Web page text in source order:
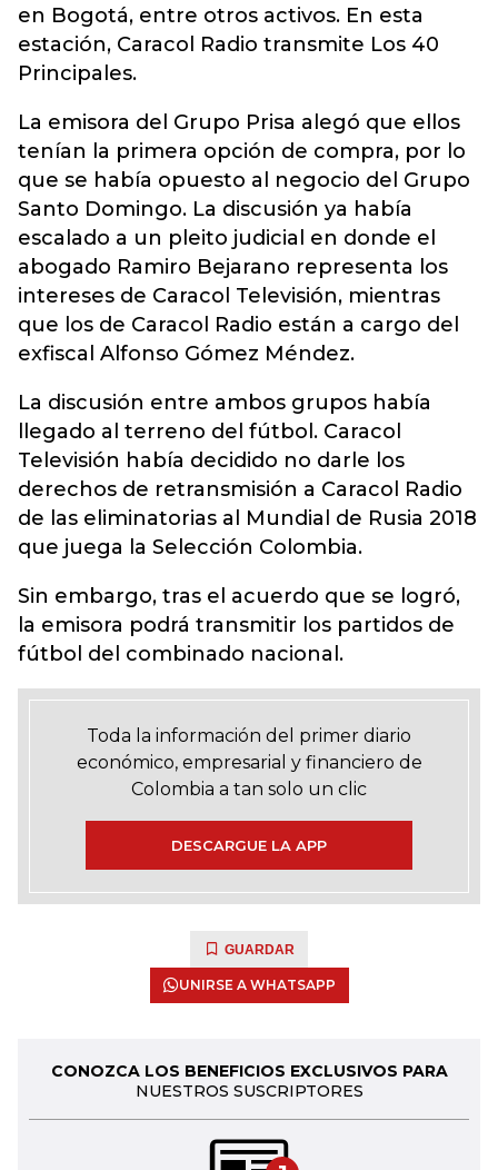
en Bogotá, entre otros activos. En esta
estación, Caracol Radio transmite Los 40
Principales.
La emisora del Grupo Prisa alegó que ellos
tenían la primera opción de compra, por lo
que se había opuesto al negocio del Grupo
Santo Domingo. La discusión ya había
escalado a un pleito judicial en donde el
abogado Ramiro Bejarano representa los
intereses de Caracol Televisión, mientras
que los de Caracol Radio están a cargo del
exfiscal Alfonso Gómez Méndez.
La discusión entre ambos grupos había
llegado al terreno del fútbol. Caracol
Televisión había decidido no darle los
derechos de retransmisión a Caracol Radio
de las eliminatorias al Mundial de Rusia 2018
que juega la Selección Colombia.
Sin embargo, tras el acuerdo que se logró,
la emisora podrá transmitir los partidos de
fútbol del combinado nacional.
Toda la información del primer diario
económico, empresarial y financiero de
Colombia a tan solo un clic
DESCARGUE LA APP
GUARDAR
UNIRSE A WHATSAPP
CONOZCA LOS BENEFICIOS EXCLUSIVOS PARA
NUESTROS SUSCRIPTORES